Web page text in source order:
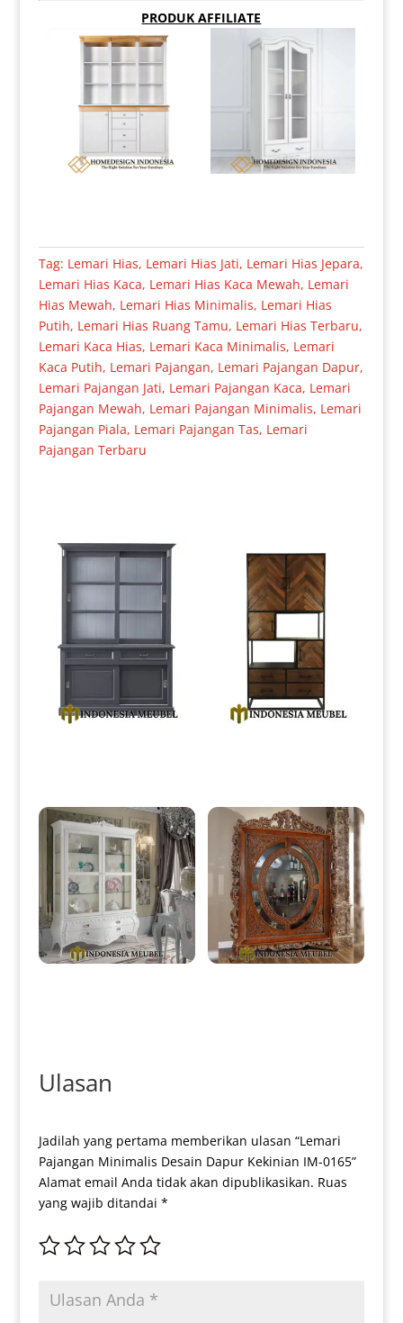
PRODUK AFFILIATE
Tag: Lemari Hias, Lemari Hias Jati, Lemari Hias Jepara,
Lemari Hias Kaca, Lemari Hias Kaca Mewah, Lemari
Hias Mewah, Lemari Hias Minimalis, Lemari Hias
Putih, Lemari Hias Ruang Tamu, Lemari Hias Terbaru,
Lemari Kaca Hias, Lemari Kaca Minimalis, Lemari
Kaca Putih, Lemari Pajangan, Lemari Pajangan Dapur,
Lemari Pajangan Jati, Lemari Pajangan Kaca, Lemari
Pajangan Mewah, Lemari Pajangan Minimalis, Lemari
Pajangan Piala, Lemari Pajangan Tas, Lemari
Pajangan Terbaru
Ulasan
Jadilah yang pertama memberikan ulasan “Lemari
Pajangan Minimalis Desain Dapur Kekinian IM-0165”
Alamat email Anda tidak akan dipublikasikan. Ruas
yang wajib ditandai *